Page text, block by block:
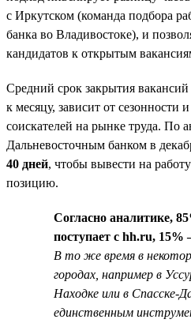
с Иркутском (команда подбора
банка во Владивостоке), и
кандидатов к открытым
Средний срок закрытия вакансий
к месяцу, зависит от сезонности
соискателей на рынке труда. По
Дальневосточным банком в
40 дней, чтобы вывести на
позицию.
Согласно аналитике,
поступает с hh.ru,
В то же время в
городах, например в
Находке или в Спасске-
единственным